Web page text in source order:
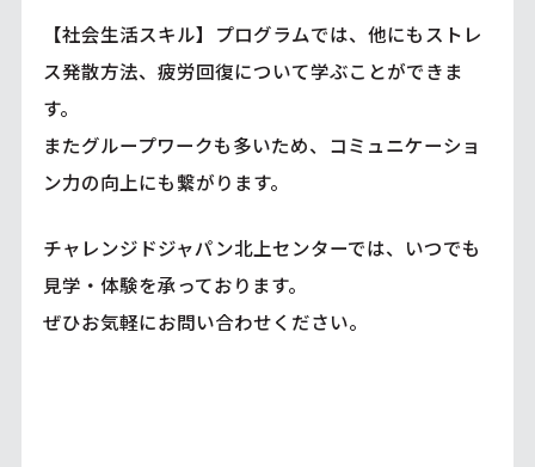
【社会生活スキル】プログラムでは、他にもストレ
ス発散方法、疲労回復について学ぶことができま
す。
またグループワークも多いため、コミュニケーショ
ン力の向上にも繋がります。
チャレンジドジャパン北上センターでは、いつでも
見学・体験を承っております。
ぜひお気軽にお問い合わせください。